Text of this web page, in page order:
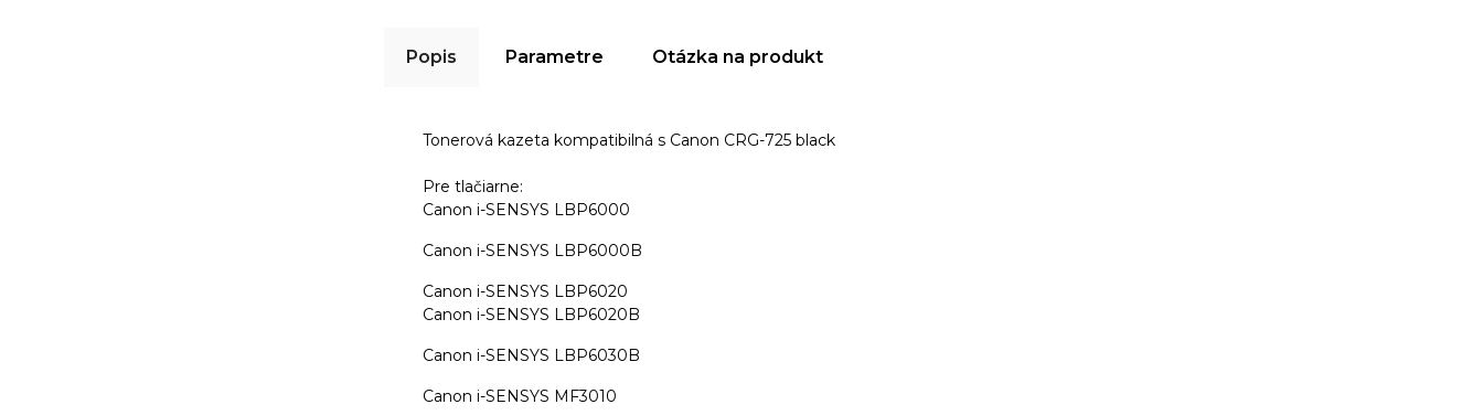
Popis Parametre Otázka na produkt
Tonerová kazeta kompatibilná s Canon CRG-725 black
Pre tlačiarne:
Canon i-SENSYS LBP6000
Canon i-SENSYS LBP6000B
Canon i-SENSYS LBP6020
Canon i-SENSYS LBP6020B
Canon i-SENSYS LBP6030B
Canon i-SENSYS MF3010